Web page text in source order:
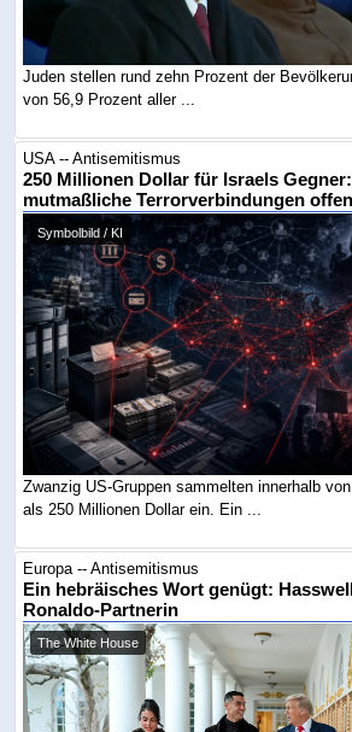
Juden stellen rund zehn Prozent der
von 56,9 Prozent aller ...
USA -- Antisemitismus
250 Millionen Dollar für Israels
mutmaßliche Terrorverbindungen offen
Symbolbild / KI
Zwanzig US-Gruppen sammelten innerhalb
als 250 Millionen Dollar ein. Ein ...
Europa -- Antisemitismus
Ein hebräisches Wort genügt:
Ronaldo-Partnerin
The White House